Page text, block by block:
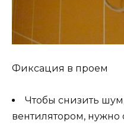
Фиксация в проем
Чтобы снизить
вентилятором, нужно